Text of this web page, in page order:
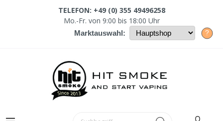
TELEFON: +49 (0) 355 49496258
Mo.-Fr. von 9:00 bis 18:00 Uhr
Marktauswahl: ?